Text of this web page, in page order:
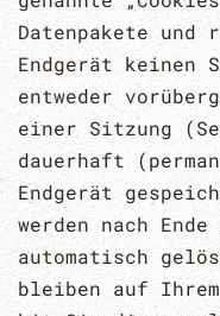
Datenpakete
Endgerät keinen
entweder
einer Sitzung
dauerhaft
Endgerät
werden nach
automatisch
bleiben auf